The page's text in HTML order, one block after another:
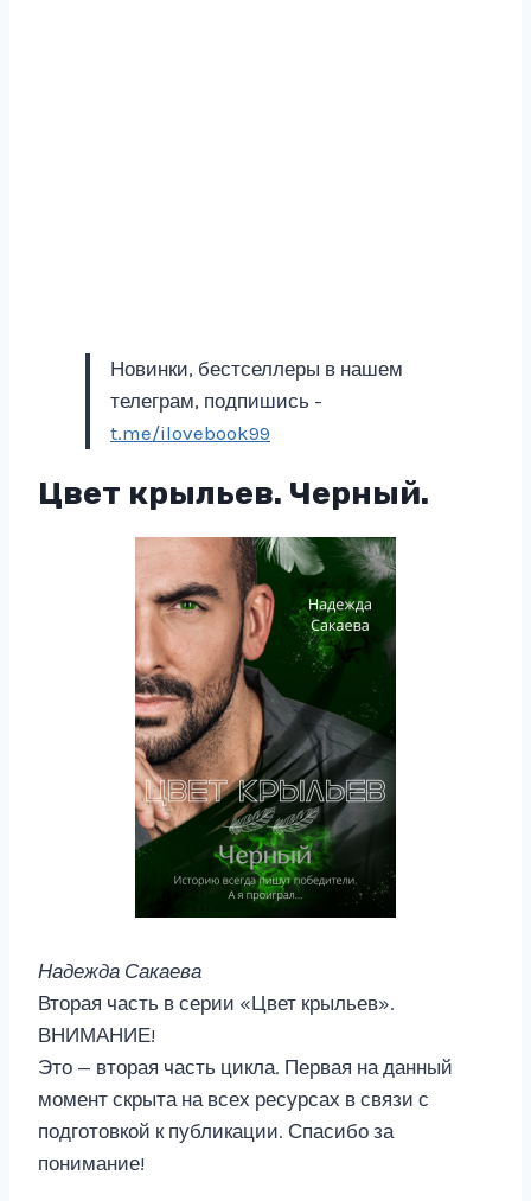
Новинки, бестселлеры в нашем
телеграм, подпишись -
t.me/ilovebook99
Цвет крыльев. Черный.
Надежда Сакаева
Вторая часть в серии «Цвет крыльев».
ВНИМАНИЕ!
Это — вторая часть цикла. Первая на данный
момент скрыта на всех ресурсах в связи с
подготовкой к публикации. Спасибо за
понимание!